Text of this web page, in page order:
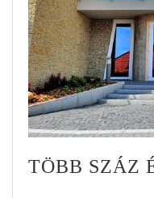
TÖBB SZÁZ